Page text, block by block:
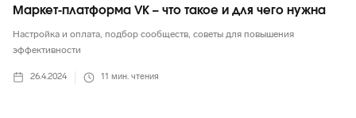
Маркет-платформа VK – что такое и для чего нужна
Настройка и оплата, подбор сообществ, советы для повышения
эффективности
26.4.2024 11 мин. чтения